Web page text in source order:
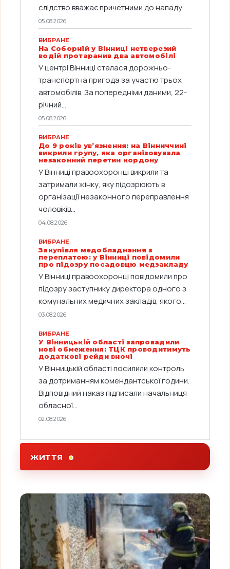
слідство вважає причетними до нападу...
05.08.2026
ВИБРАНЕ
На Соборній у Вінниці нетверезий
водій протаранив два автомобілі
У центрі Вінниці сталася дорожньо-
транспортна пригода за участю трьох
автомобілів. За попередніми даними, 22-
річний...
05.08.2026
ВИБРАНЕ
До 9 років ув’язнення: на Вінниччині
викрили групу, яка організовувала
незаконний перетин кордону
У Вінниці правоохоронці викрили та
затримали жінку, яку підозрюють в
організації незаконного переправлення
чоловіків...
04.08.2026
ВИБРАНЕ
Закупівля медобладнання з
переплатою: у Вінниці повідомили
про підозру посадовцю медзакладу
У Вінниці правоохоронці повідомили про
підозру заступнику директора одного з
комунальних медичних закладів, якого...
03.08.2026
ВИБРАНЕ
У Вінницькій області запровадили
нові обмеження: ТЦК проводитимуть
додаткові рейди вночі
У Вінницькій області посилили контроль
за дотриманням комендантської години.
Відповідний наказ підписали начальниця
обласної...
02.08.2026
ЖИТТЯ